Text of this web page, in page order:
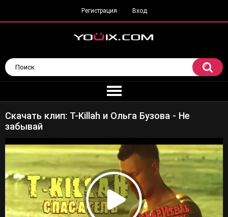
Регистрация Вход
Скачать клип: T-Killah и Ольга Бузова - Не
забывай